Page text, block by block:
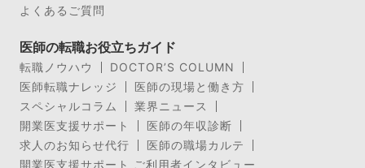
よくあるご質問
医師の転職お役立ちガイド
転職ノウハウ
DOCTOR’S COLUMN
医師転職ナレッジ
医師の現場と働き方
スペシャルコラム
業界ニュース
開業医支援サポート
医師の年収診断
求人のお知らせ代行
医師の職場カルテ
開業医支援サポート ご利用者インタビュー